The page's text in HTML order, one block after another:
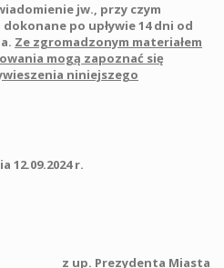
jw., przy czym
po upływie 14 dni od
Ze zgromadzonym materiałem
mogą zapoznać się
niniejszego
12.09.2024 r.
z up. Prezydenta Miasta